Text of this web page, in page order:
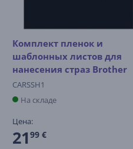
Комплект пленок и
шаблонных листов для
нанесения страз Brother
CARSSH1
На складе
Цена:
21 99 €